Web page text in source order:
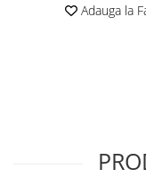
Adauga la